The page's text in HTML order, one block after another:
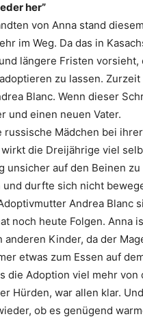
her”
von Anna stand
im Weg. Da das in
längere Fristen
zu lassen.
Blanc. Wenn dieser
und einen neuen Vater.
Mädchen bei
die Dreijährige viel
unsicher auf den Beinen
durfte sich nicht
Andrea Blanc
noch heute Folgen. Anna
Kinder, da der
etwas zum Essen auf
die Adoption viel mehr
Hürden, war allen klar.
ob es genügend